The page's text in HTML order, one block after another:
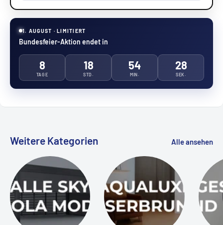
1. AUGUST · LIMITIERT
Bundesfeier-Aktion endet in
8
TAGE
18
STD.
54
MIN.
27
SEK.
Weitere Kategorien Alle ansehen